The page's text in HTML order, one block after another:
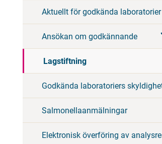
Aktuellt för godkända laboratorier
Ansökan om godkännande
Lagstiftning
Godkända laboratoriers
Salmonellaanmälningar
Elektronisk överföring av